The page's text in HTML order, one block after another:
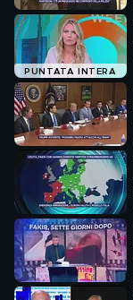
PUNTATA INTERA